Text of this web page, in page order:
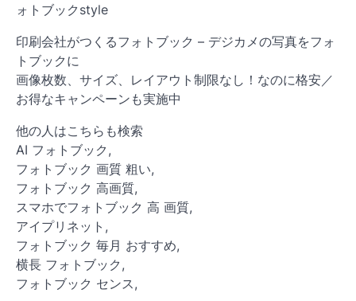
ォトブックstyle
印刷会社がつくるフォトブック – デジカメの写真をフォ
トブックに
画像枚数、サイズ、レイアウト制限なし！なのに格安／
お得なキャンペーンも実施中
他の人はこちらも検索
AI フォトブック,
フォトブック 画質 粗い,
フォトブック 高画質,
スマホでフォトブック 高 画質,
アイプリネット,
フォトブック 毎月 おすすめ,
横長 フォトブック,
フォトブック センス,